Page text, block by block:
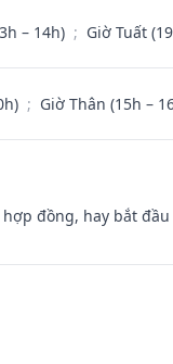
– 14h) ; Giờ Tuất
; Giờ Thân (15h –
đồng, hay bắt